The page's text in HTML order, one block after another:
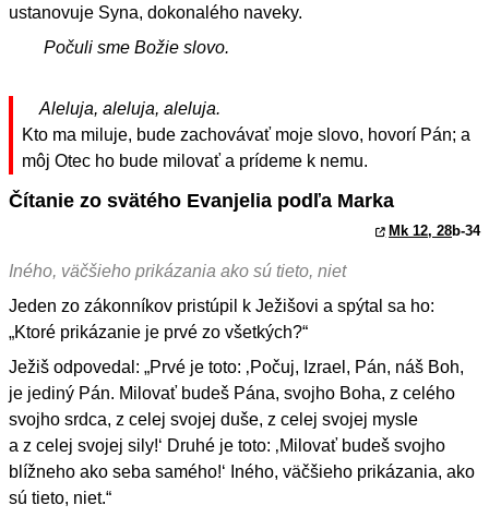
ustanovuje Syna, dokonalého naveky.
Počuli sme Božie slovo.
Aleluja, aleluja, aleluja.
Kto ma miluje, bude zachovávať moje slovo, hovorí Pán; a
môj Otec ho bude milovať a prídeme k nemu.
Čítanie zo svätého Evanjelia podľa Marka
Mk 12, 28b-34
Iného, väčšieho prikázania ako sú tieto, niet
Jeden zo zákonníkov pristúpil k Ježišovi a spýtal sa ho:
„Ktoré prikázanie je prvé zo všetkých?“
Ježiš odpovedal: „Prvé je toto: ‚Počuj, Izrael, Pán, náš Boh,
je jediný Pán. Milovať budeš Pána, svojho Boha, z celého
svojho srdca, z celej svojej duše, z celej svojej mysle
a z celej svojej sily!‘ Druhé je toto: ‚Milovať budeš svojho
blížneho ako seba samého!‘ Iného, väčšieho prikázania, ako
sú tieto, niet.“